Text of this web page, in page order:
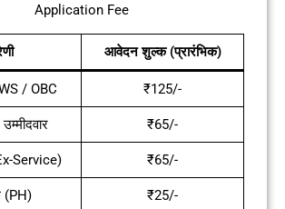
Application Fee
आवेदन शुल्क (प्रारंभिक)
/ OBC ₹125/-
₹65/-
Service) ₹65/-
(PH) ₹25/-